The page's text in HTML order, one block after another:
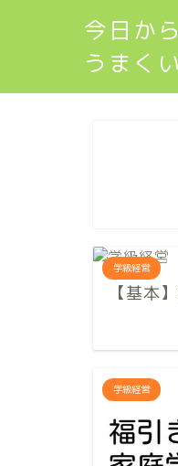
今日か
うまく
学級経営
【基本
学級経営